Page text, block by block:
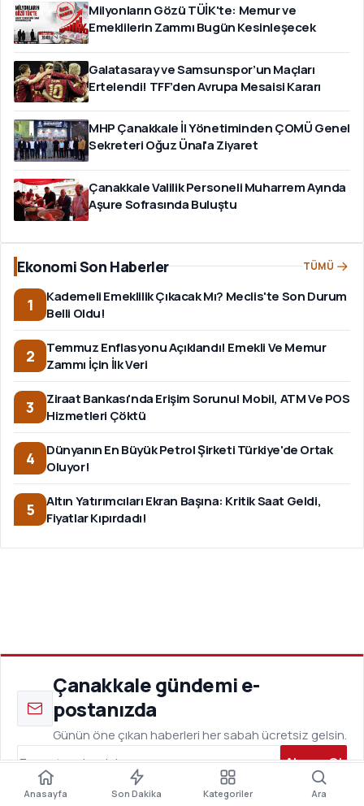
Paylaş Yorum Kaydet Dinle
Milyonların Gözü TÜİK'te: Memur ve
Emeklilerin Zammı Bugün Kesinleşecek
Galatasaray ve Samsunspor’un Maçları
Ertelendi! TFF’den Avrupa Mesaisi Kararı
MHP Çanakkale İl Yönetiminden ÇOMÜ Genel
Sekreteri Oğuz Ünal'a Ziyaret
Çanakkale Valilik Personeli Muharrem Ayında
Aşure Sofrasında Buluştu
Ekonomi Son Haberler TÜMÜ
1
Kademeli Emeklilik Çıkacak Mı? Meclis'te Son Durum
Belli Oldu!
2
Temmuz Enflasyonu Açıklandı! Emekli Ve Memur
Zammı İçin İlk Veri
3
Ziraat Bankası'nda Erişim Sorunu! Mobil, ATM Ve POS
Hizmetleri Çöktü
4
Dünyanın En Büyük Petrol Şirketi Türkiye'de Ortak
Oluyor!
5
Altın Yatırımcıları Ekran Başına: Kritik Saat Geldi,
Fiyatlar Kıpırdadı!
Çanakkale gündemi e-
postanızda
Günün öne çıkan haberleri her sabah ücretsiz gelsin.
Abone Ol
KVKK aydınlatma metnini okudum, e-posta almayı
Anasayfa Son Dakika Kategoriler Ara